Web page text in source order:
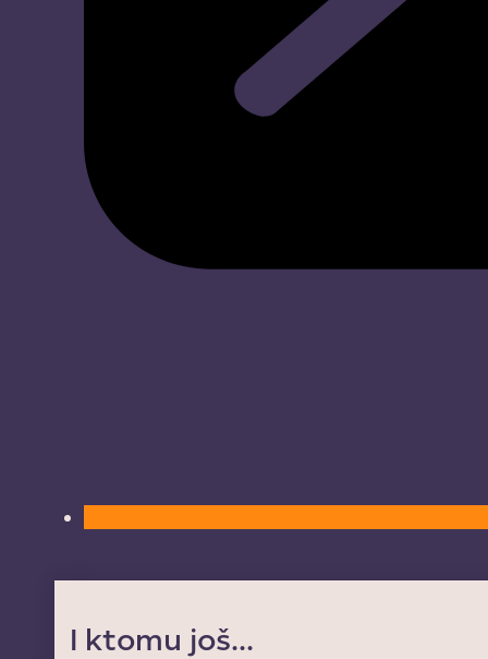
I ktomu još...